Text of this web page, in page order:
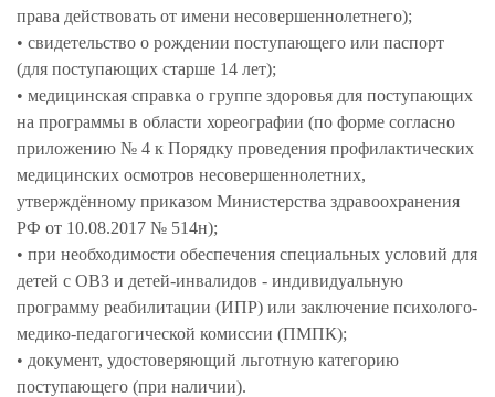
права действовать от имени несовершеннолетнего);
• свидетельство о рождении поступающего или паспорт
(для поступающих старше 14 лет);
• медицинская справка о группе здоровья для поступающих
на программы в области хореографии (по форме согласно
приложению № 4 к Порядку проведения профилактических
медицинских осмотров несовершеннолетних,
утверждённому приказом Министерства здравоохранения
РФ от 10.08.2017 № 514н);
• при необходимости обеспечения специальных условий для
детей с ОВЗ и детей-инвалидов - индивидуальную
программу реабилитации (ИПР) или заключение психолого-
медико-педагогической комиссии (ПМПК);
• документ, удостоверяющий льготную категорию
поступающего (при наличии).